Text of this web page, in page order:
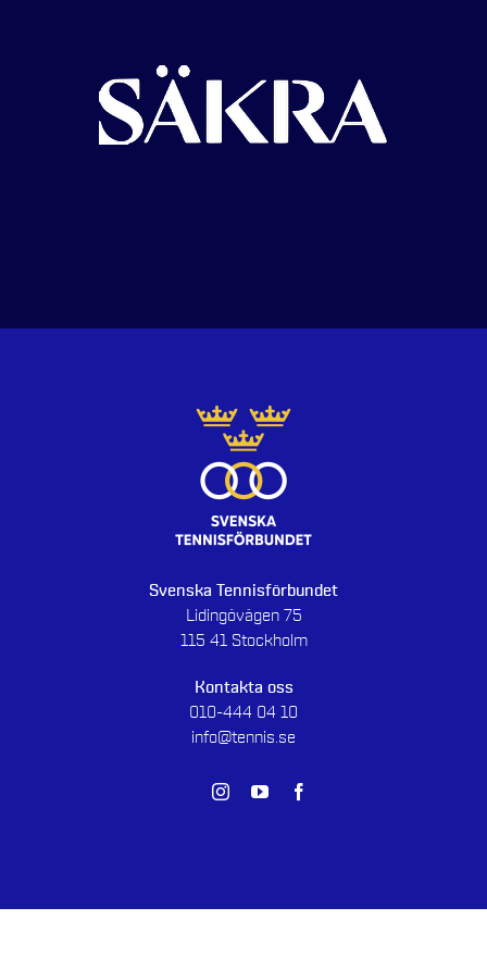
Svenska Tennisförbundet
Lidingövägen 75
115 41 Stockholm
Kontakta oss
010-444 04 10
info@tennis.se